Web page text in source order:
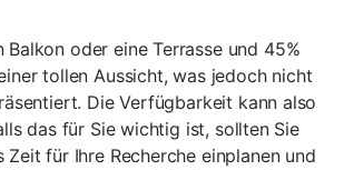
Balkon oder eine Terrasse und 45%
tollen Aussicht, was jedoch nicht
Die Verfügbarkeit kann also
das für Sie wichtig ist, sollten Sie
für Ihre Recherche einplanen und